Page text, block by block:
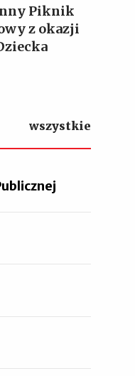
Piknik
z okazji
wszystkie